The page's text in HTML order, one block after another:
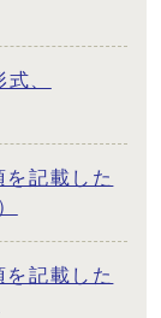
、
記載した
記載した